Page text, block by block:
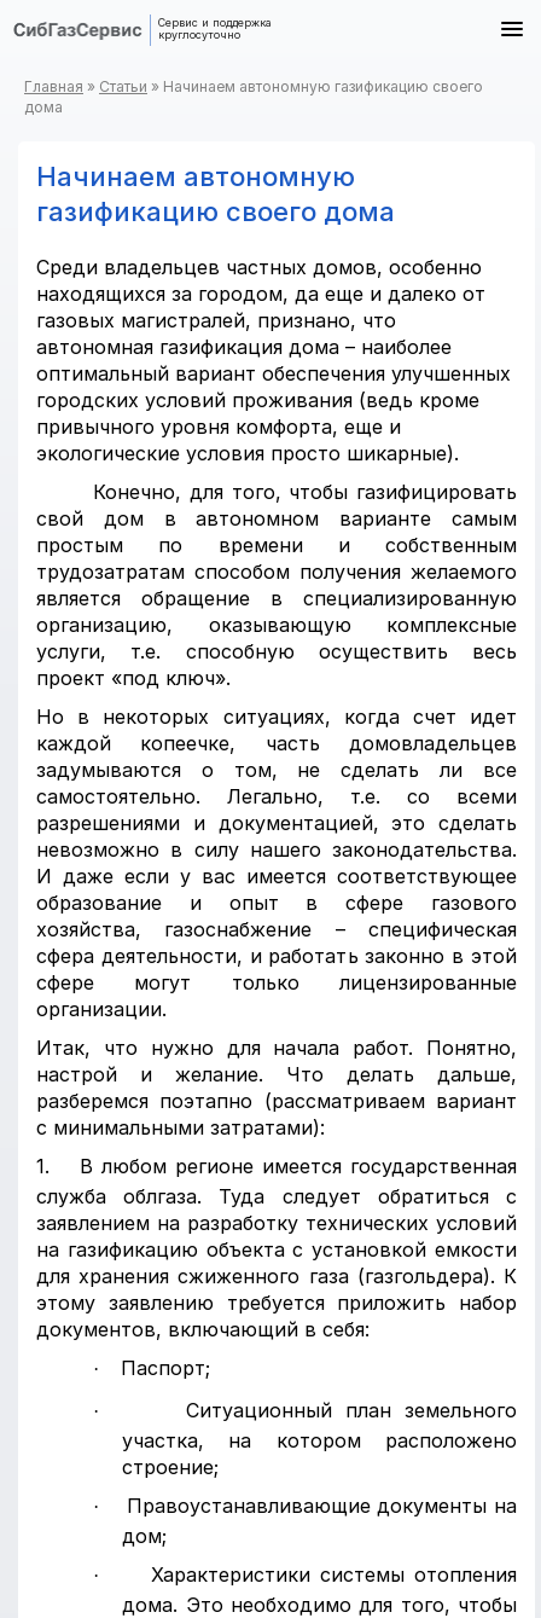
Cервис и поддержка
круглосуточно
Главная » Статьи » Начинаем автономную газификацию своего
дома
Начинаем автономную
газификацию своего дома
Среди владельцев частных домов, особенно
находящихся за городом, да еще и далеко от
газовых магистралей, признано, что
автономная газификация дома – наиболее
оптимальный вариант обеспечения улучшенных
городских условий проживания (ведь кроме
привычного уровня комфорта, еще и
экологические условия просто шикарные).
Конечно, для того, чтобы газифицировать
свой дом в автономном варианте самым
простым по времени и собственным
трудозатратам способом получения желаемого
является обращение в специализированную
организацию, оказывающую комплексные
услуги, т.е. способную осуществить весь
проект «под ключ».
Но в некоторых ситуациях, когда счет идет
каждой копеечке, часть домовладельцев
задумываются о том, не сделать ли все
самостоятельно. Легально, т.е. со всеми
разрешениями и документацией, это сделать
невозможно в силу нашего законодательства.
И даже если у вас имеется соответствующее
образование и опыт в сфере газового
хозяйства, газоснабжение – специфическая
сфера деятельности, и работать законно в этой
сфере могут только лицензированные
организации.
Итак, что нужно для начала работ. Понятно,
настрой и желание. Что делать дальше,
разберемся поэтапно (рассматриваем вариант
с минимальными затратами):
1.
В любом регионе имеется государственная
служба облгаза. Туда следует обратиться с
заявлением на разработку технических условий
на газификацию объекта с установкой емкости
для хранения сжиженного газа (газгольдера). К
этому заявлению требуется приложить набор
документов, включающий в себя:
· Паспорт;
·
Ситуационный план земельного
участка, на котором расположено
строение;
·
Правоустанавливающие документы на
дом;
·
Характеристики системы отопления
дома. Это необходимо для того, чтобы